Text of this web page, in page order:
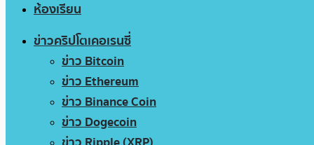
ห้องเรียน
ข่าวคริปโตเคอเรนซี่
ข่าว Bitcoin
ข่าว Ethereum
ข่าว Binance Coin
ข่าว Dogecoin